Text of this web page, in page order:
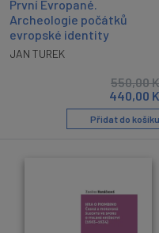
První Evropané.
Archeologie počátků
evropské identity
JAN TUREK
550,00
440,00
Přidat do košíku